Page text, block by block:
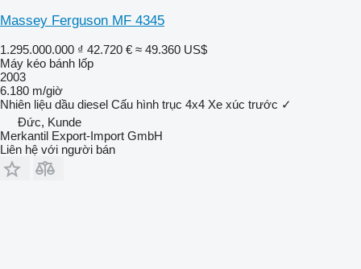
Massey Ferguson MF 4345
1.295.000.000 ₫ 42.720 € ≈ 49.360 US$
Máy kéo bánh lốp
2003
6.180 m/giờ
Nhiên liệu dầu diesel Cấu hình trục 4x4 Xe xúc trước ✓
Đức, Kunde
Merkantil Export-Import GmbH
Liên hệ với người bán